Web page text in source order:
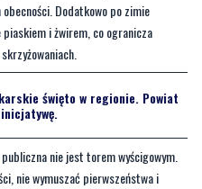
Dodatkowo po zimie
i żwirem, co ogranicza
święto w regionie. Powiat
nie jest torem wyścigowym.
nie wymuszać pierwszeństwa i